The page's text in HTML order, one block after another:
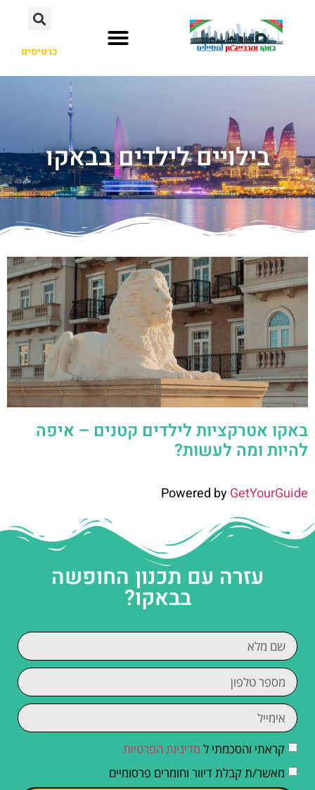
כרטיסים
בילויים לילדים בבאקו
באקו אטרקציות לילדים קטנים – איפה
להיות ומה לעשות?
Powered byGetYourGuide
עזרה עם תכנון החופשה
בבאקו?
קראתי והסכמתי ל מדיניות הפרטיות
מאשר/ת קבלת דיוור וחומרים פרסומיים